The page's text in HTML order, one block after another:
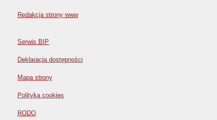
Redakcja strony www
Serwis BIP
Deklaracja dostępności
Mapa strony
Polityka cookies
RODO